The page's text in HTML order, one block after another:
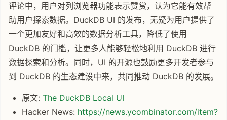
评论中，用户对列浏览器功能表示赞赏，认为它能有效帮
助用户探索数据。DuckDB UI 的发布，无疑为用户提供了
一个更加友好和高效的数据分析工具，降低了使用
DuckDB 的门槛，让更多人能够轻松地利用 DuckDB 进行
数据探索和分析。同时，UI 的开源也鼓励更多开发者参与
到 DuckDB 的生态建设中来，共同推动 DuckDB 的发展。
原文: The DuckDB Local UI
Hacker News: https://news.ycombinator.com/item?